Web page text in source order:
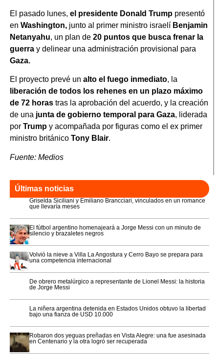
El pasado lunes, el presidente Donald Trump presentó
en Washington, junto al primer ministro israelí Benjamin
Netanyahu, un plan de 20 puntos que busca frenar la
guerra y delinear una administración provisional para
Gaza.
El proyecto prevé un alto el fuego inmediato, la
liberación de todos los rehenes en un plazo máximo
de 72 horas tras la aprobación del acuerdo, y la creación
de una junta de gobierno temporal para Gaza, liderada
por Trump y acompañada por figuras como el ex primer
ministro británico Tony Blair.
Fuente: Medios
Últimas noticias
Griselda Siciliani y Emiliano Brancciari, vinculados en un romance
que llevaría meses
El fútbol argentino homenajeará a Jorge Messi con un minuto de
silencio y brazaletes negros
Volvió la nieve a Villa La Angostura y Cerro Bayo se prepara para
una competencia internacional
De obrero metalúrgico a representante de Lionel Messi: la historia
de Jorge Messi
La niñera argentina detenida en Estados Unidos obtuvo la libertad
bajo una fianza de USD 10.000
Robaron dos yeguas preñadas en Vista Alegre: una fue asesinada
en Centenario y la otra logró ser recuperada